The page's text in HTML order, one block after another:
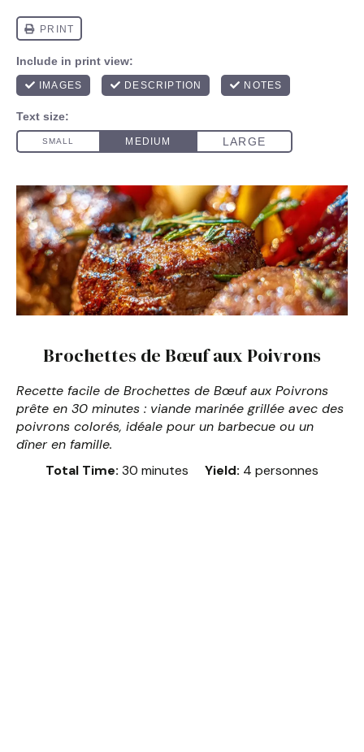
Brochettes de Bœuf aux Poivrons
Recette facile de Brochettes de Bœuf aux Poivrons
prête en 30 minutes : viande marinée grillée avec des
poivrons colorés, idéale pour un barbecue ou un
dîner en famille.
Total Time: 30 minutes Yield: 4 personnes